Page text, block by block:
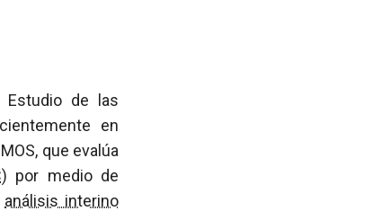
Estudio de las
en
que evalúa
) por medio de
análisis interino